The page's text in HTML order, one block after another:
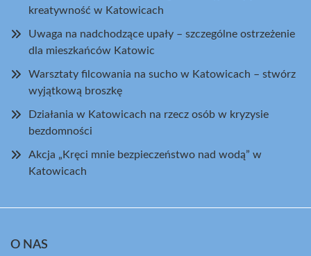
kreatywność w Katowicach
Uwaga na nadchodzące upały – szczególne ostrzeżenie
dla mieszkańców Katowic
Warsztaty filcowania na sucho w Katowicach – stwórz
wyjątkową broszkę
Działania w Katowicach na rzecz osób w kryzysie
bezdomności
Akcja „Kręci mnie bezpieczeństwo nad wodą” w
Katowicach
O NAS